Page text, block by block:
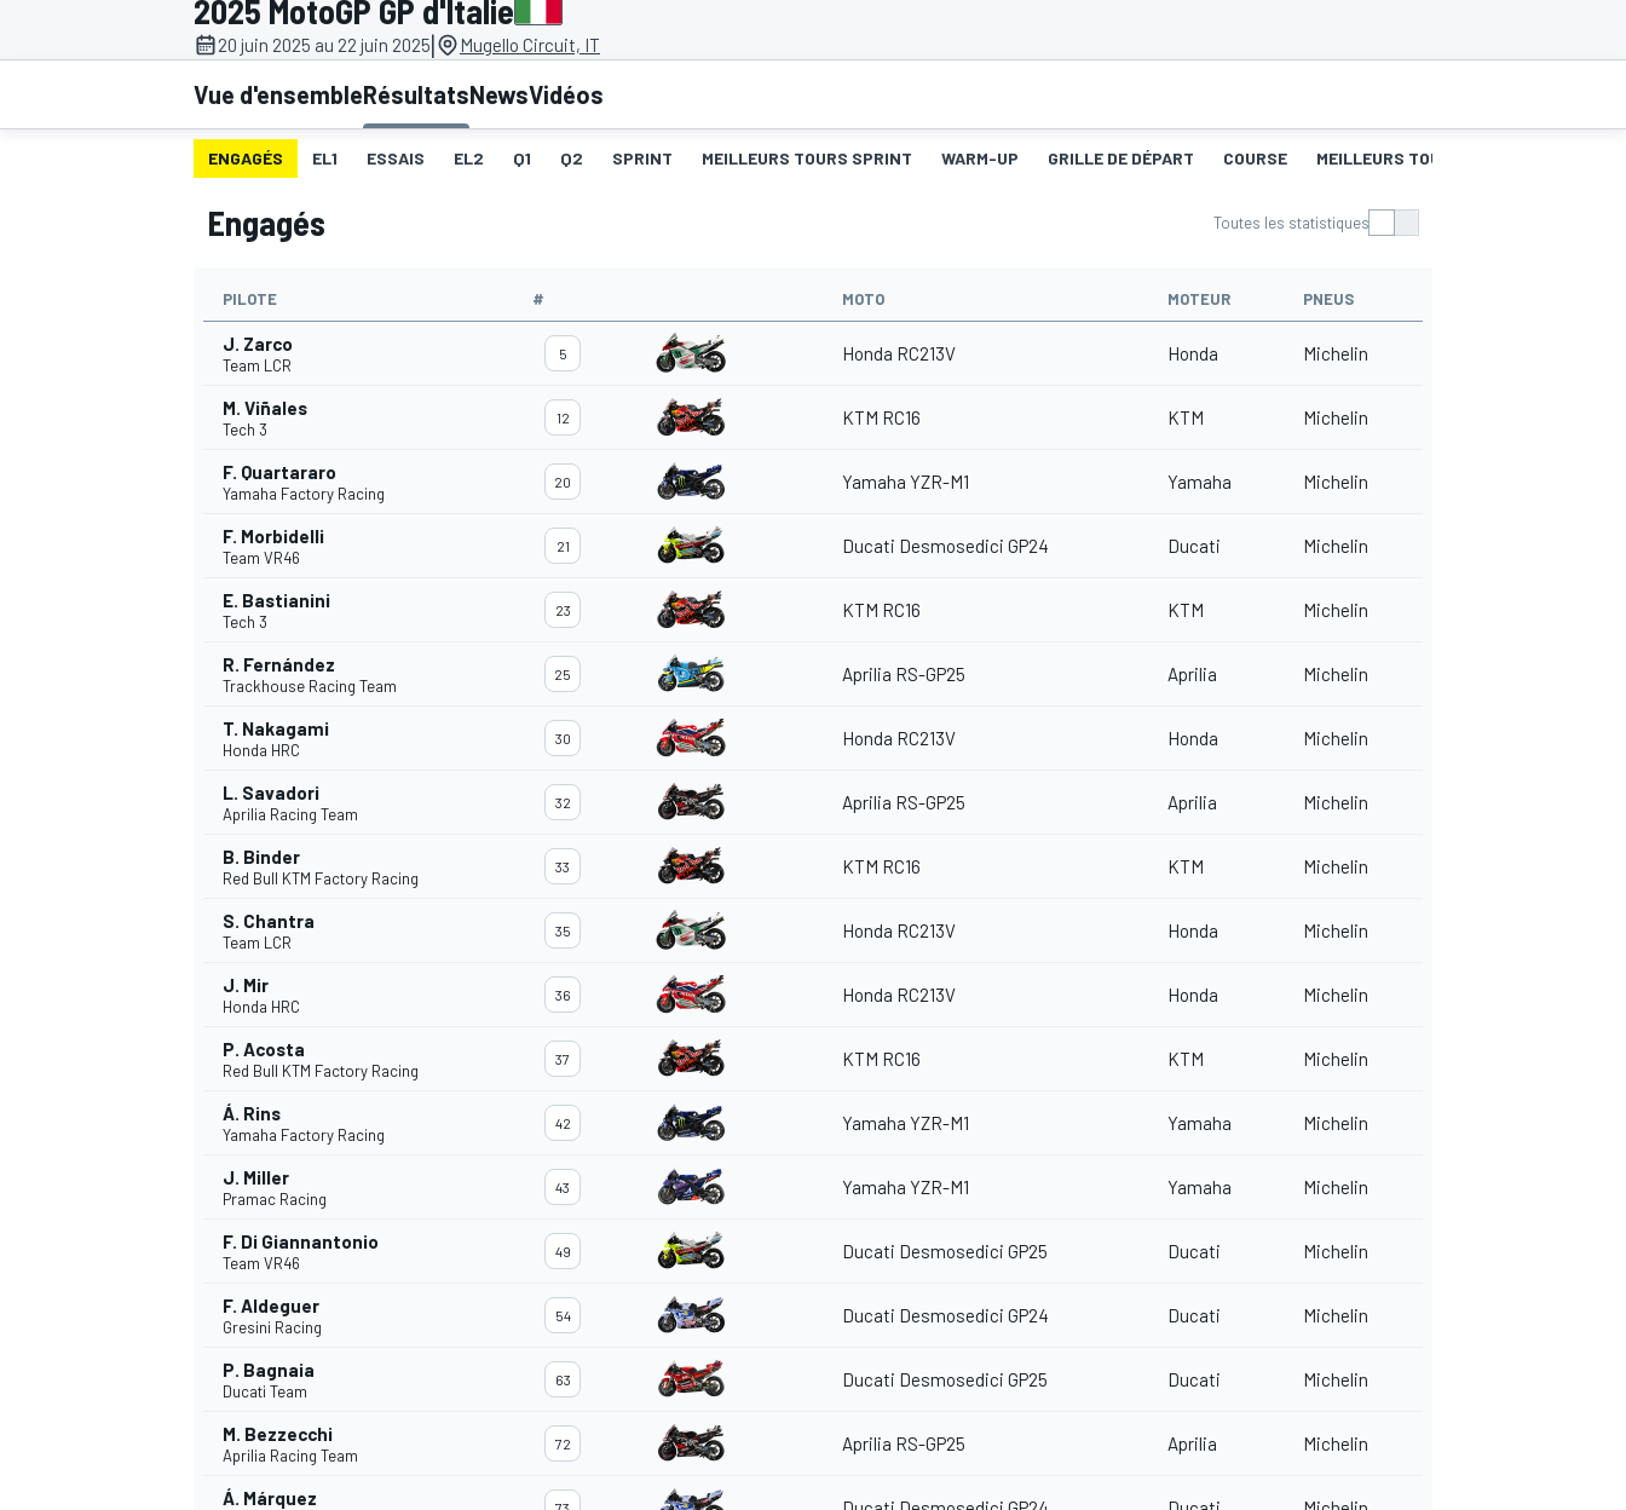
WRC
2025 MotoGP GP d'Italie
20 juin 2025 au 22 juin 2025| Mugello Circuit, IT
Vue d'ensembleRésultatsNewsVidéos
ENGAGÉS EL1 ESSAIS EL2 Q1 Q2 SPRINT MEILLEURS TOURS SPRINT WARM-UP GRILLE DE DÉPART COURSE MEILLEURS TOURS
Engagés Toutes les statistiques
PILOTE # MOTO MOTEUR PNEUS
J. Zarco
Team LCR
5 Honda RC213V Honda Michelin
M. Viñales
Tech 3
12 KTM RC16 KTM Michelin
F. Quartararo
Yamaha Factory Racing
20 Yamaha YZR-M1 Yamaha Michelin
F. Morbidelli
Team VR46
21 Ducati Desmosedici GP24 Ducati Michelin
E. Bastianini
Tech 3
23 KTM RC16 KTM Michelin
R. Fernández
Trackhouse Racing Team
25 Aprilia RS-GP25 Aprilia Michelin
T. Nakagami
Honda HRC
30 Honda RC213V Honda Michelin
L. Savadori
Aprilia Racing Team
32 Aprilia RS-GP25 Aprilia Michelin
B. Binder
Red Bull KTM Factory Racing
33 KTM RC16 KTM Michelin
S. Chantra
Team LCR
35 Honda RC213V Honda Michelin
J. Mir
Honda HRC
36 Honda RC213V Honda Michelin
P. Acosta
Red Bull KTM Factory Racing
37 KTM RC16 KTM Michelin
Á. Rins
Yamaha Factory Racing
42 Yamaha YZR-M1 Yamaha Michelin
J. Miller
Pramac Racing
43 Yamaha YZR-M1 Yamaha Michelin
F. Di Giannantonio
Team VR46
49 Ducati Desmosedici GP25 Ducati Michelin
F. Aldeguer
Gresini Racing
54 Ducati Desmosedici GP24 Ducati Michelin
P. Bagnaia
Ducati Team
63 Ducati Desmosedici GP25 Ducati Michelin
M. Bezzecchi
Aprilia Racing Team
72 Aprilia RS-GP25 Aprilia Michelin
Á. Márquez